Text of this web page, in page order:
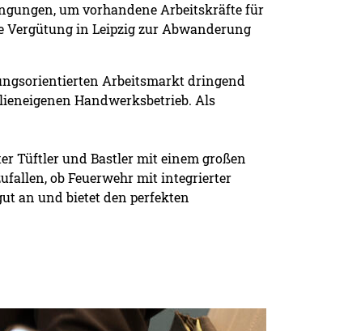
um vorhandene Arbeitskräfte für
Vergütung in Leipzig zur Abwanderung
Arbeitsmarkt dringend
Handwerksbetrieb. Als
Tüftler und Bastler mit einem großen
ob Feuerwehr mit integrierter
an und bietet den perfekten